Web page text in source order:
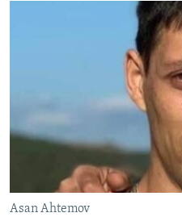
Русский
Українською
QOŞULIÑIZ!
Asan Ahtemov